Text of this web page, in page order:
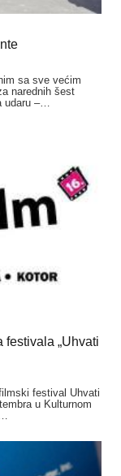
sa sve većim
narednih šest
–…
festivala „Uhvati
festival Uhvati
u Kulturnom